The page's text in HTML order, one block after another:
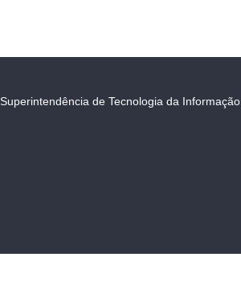
Superintendência de Tecnologia da Informação